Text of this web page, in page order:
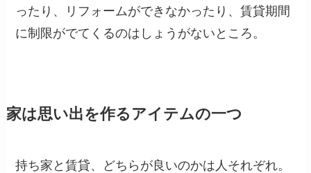
ったり、リフォームができなかったり、賃貸期間
に制限がでてくるのはしょうがないところ。
家は思い出を作るアイテムの一つ
持ち家と賃貸、どちらが良いのかは人それぞれ。